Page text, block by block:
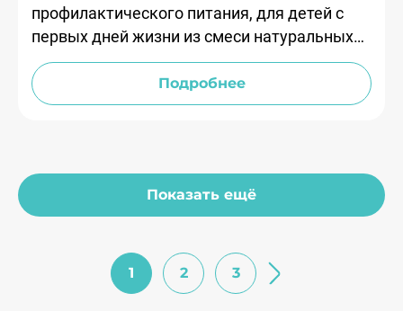
профилактического питания, для детей с
первых дней жизни из смеси натуральных
эфирных масел: укропного, анисового,
мятного.
Подробнее
1 2 3
Показать ещё